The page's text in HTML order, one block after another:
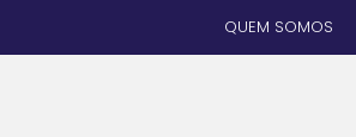
QUEM SOMOS